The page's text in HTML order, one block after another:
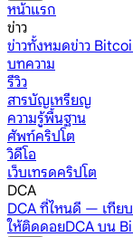
หน้าแรก
ข่าว
ข่าวทั้งหมดข่าว
บทความ
รีวิว
สารบัญเหรียญ
ความรู้พื้นฐาน
ศัพท์คริปโต
วิดีโอ
เว็บเทรดคริปโต
DCA
DCA ที่ไหนดี — เทีย
ให้ติดดอยDCA บน